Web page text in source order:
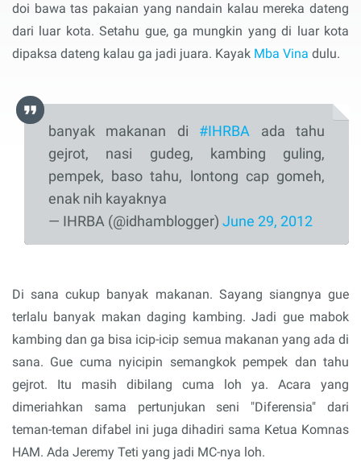
doi bawa tas pakaian yang nandain kalau mereka dateng
dari luar kota. Setahu gue, ga mungkin yang di luar kota
dipaksa dateng kalau ga jadi juara. Kayak Mba Vina dulu.
banyak makanan di #IHRBA ada tahu
gejrot, nasi gudeg, kambing guling,
pempek, baso tahu, lontong cap gomeh,
enak nih kayaknya
— IHRBA (@idhamblogger) June 29, 2012
Di sana cukup banyak makanan. Sayang siangnya gue
terlalu banyak makan daging kambing. Jadi gue mabok
kambing dan ga bisa icip-icip semua makanan yang ada di
sana. Gue cuma nyicipin semangkok pempek dan tahu
gejrot. Itu masih dibilang cuma loh ya. Acara yang
dimeriahkan sama pertunjukan seni "Diferensia" dari
teman-teman difabel ini juga dihadiri sama Ketua Komnas
HAM. Ada Jeremy Teti yang jadi MC-nya loh.